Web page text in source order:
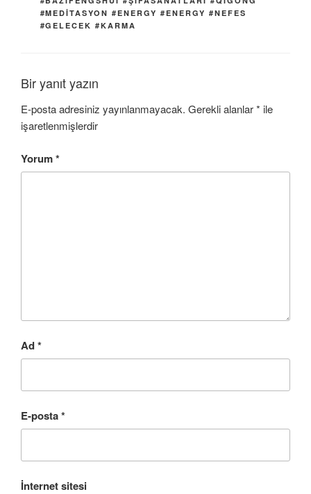
#MEDITASYON #ENERGY #ENERGY #NEFES
#GELECEK #KARMA
Bir yanıt yazın
E-posta adresiniz yayınlanmayacak. Gerekli alanlar* ile
işaretlenmişlerdir
Yorum*
Ad*
E-posta*
İnternet sitesi